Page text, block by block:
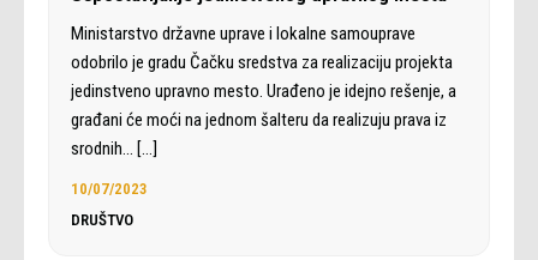
Ministarstvo državne uprave i lokalne samouprave
odobrilo je gradu Čačku sredstva za realizaciju projekta
jedinstveno upravno mesto. Urađeno je idejno rešenje, a
građani će moći na jednom šalteru da realizuju prava iz
srodnih… […]
10/07/2023
DRUŠTVO